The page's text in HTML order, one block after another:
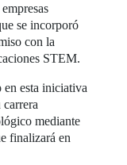
se incorporó
con la
STEM.
en esta iniciativa
mediante
finalizará en